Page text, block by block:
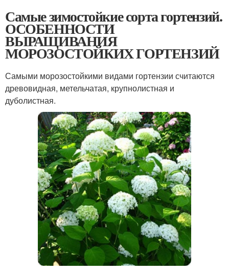
Самые зимостойкие сорта гортензий.
ОСОБЕННОСТИ
ВЫРАЩИВАНИЯ
МОРОЗОСТОЙКИХ ГОРТЕНЗИЙ
Самыми морозостойкими видами гортензии считаются
древовидная, метельчатая, крупнолистная и
дуболистная.